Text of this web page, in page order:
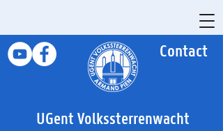
Contact
UGent Volkssterrenwacht